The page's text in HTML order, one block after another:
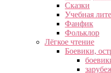
Сказки
Учебная
Фанфик
Фольклор
Лёгкое чтение
Боевики,